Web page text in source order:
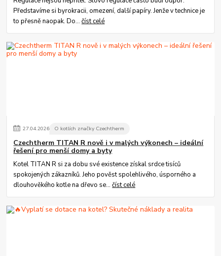
Představíme si byrokracii, omezení, další papíry. Jenže v technice je
to přesně naopak. Do...číst celé
27.04.2026 O kotlích značky Czechtherm
Czechtherm TITAN R nově i v malých výkonech – ideální
řešení pro menší domy a byty
Kotel TITAN R si za dobu své existence získal srdce tisíců
spokojených zákazníků. Jeho pověst spolehlivého, úsporného a
dlouhověkého kotle na dřevo se...číst celé